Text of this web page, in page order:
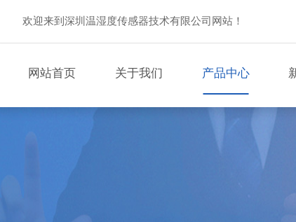
欢迎来到深圳温湿度传感器技术有限公司网站！
网站首页 关于我们 产品中心